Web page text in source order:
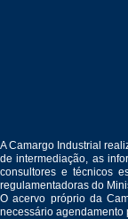
A Camargo Industrial
de intermediação, as
consultores e técnicos
regulamentadoras do
O acervo próprio da
necessário agendamento